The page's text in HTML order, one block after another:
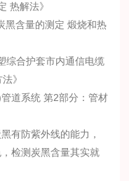
热解法》
黑含量的测定 煅烧和热
综合护套市内通信电缆
》
道系统 第2部分：管材
有防紫外线的能力，
检测炭黑含量其实就